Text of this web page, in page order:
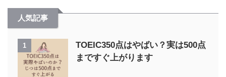
人気記事
1
TOEIC350点はやばい？実は500点
まですぐ上がります